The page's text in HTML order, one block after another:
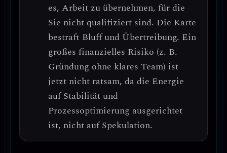
es, Arbeit zu übernehmen, für die
Sie nicht qualifiziert sind. Die Karte
bestraft Bluff und Übertreibung. Ein
großes finanzielles Risiko (z. B.
Gründung ohne klares Team) ist
jetzt nicht ratsam, da die Energie
auf Stabilität und
Prozessoptimierung ausgerichtet
ist, nicht auf Spekulation.